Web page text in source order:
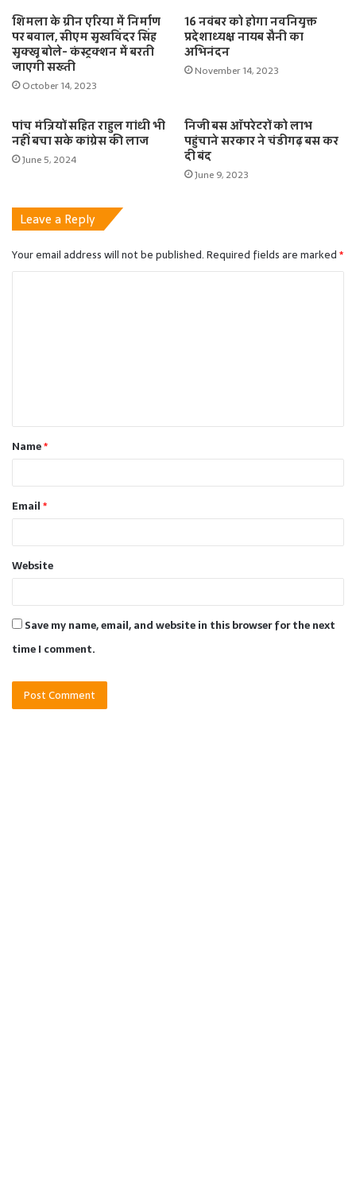
शिमला के ग्रीन एरिया में निर्माण
पर बवाल, सीएम सुखविंदर सिंह
सुक्खू बोले- कंस्ट्रक्शन में बरती
जाएगी सख्ती
October 14, 2023
16 नवंबर को होगा नवनियुक्त
प्रदेशाध्यक्ष नायब सैनी का
अभिनंदन
November 14, 2023
पांच मंत्रियों सहित राहुल गांधी भी
नहीं बचा सके कांग्रेस की लाज
June 5, 2024
निजी बस ऑपरेटरों को लाभ
पहुंचाने सरकार ने चंडीगढ़ बस कर
दी बंद
June 9, 2023
Leave a Reply
Your email address will not be published.Required fields are marked*
t
*Name*
Email*
Website
Save my name, email, and website in this browser for the next
time I comment.